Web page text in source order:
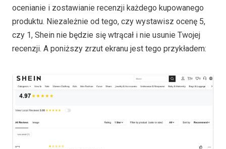
ocenianie i zostawianie recenzji każdego kupowanego
produktu. Niezależnie od tego, czy wystawisz ocenę 5,
czy 1, Shein nie będzie się wtrącał i nie usunie Twojej
recenzji. A poniższy zrzut ekranu jest tego przykładem: